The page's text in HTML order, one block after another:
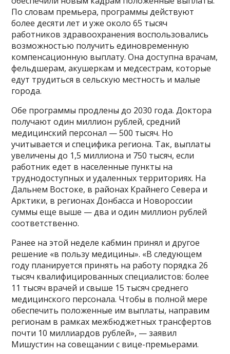
По словам премьера, программы действуют
более десяти лет и уже около 65 тысяч
работников здравоохранения воспользовались
возможностью получить единовременную
компенсационную выплату. Она доступна врачам,
фельдшерам, акушеркам и медсестрам, которые
едут трудиться в сельскую местность и малые
города.
Обе программы продлены до 2030 года. Доктора
получают один миллион рублей, средний
медицинский персонал — 500 тысяч. Но
учитывается и специфика региона. Так, выплаты
увеличены до 1,5 миллиона и 750 тысяч, если
работник едет в населенные пункты на
труднодоступных и удаленных территориях. На
Дальнем Востоке, в районах Крайнего Севера и
Арктики, в регионах Донбасса и Новороссии
суммы еще выше — два и один миллион рублей
соответственно.
Ранее на этой неделе кабмин принял и другое
решение «в пользу медицины». «В следующем
году планируется принять на работу порядка 26
тысяч квалифицированных специалистов: более
11 тысяч врачей и свыше 15 тысяч среднего
медицинского персонала. Чтобы в полной мере
обеспечить положенные им выплаты, направим
регионам в рамках межбюджетных трансфертов
почти 10 миллиардов рублей», — заявил
Мишустин на совещании с вице-премьерами.